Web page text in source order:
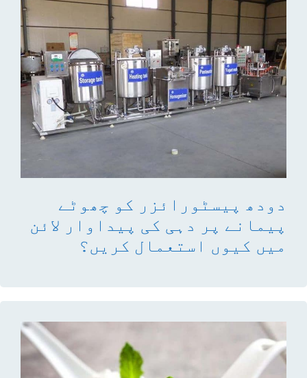
دودھ پیسٹورائزر کو چھوٹے
پیمانے پر دہی کی پیداوار لائن
میں کیوں استعمال کریں؟